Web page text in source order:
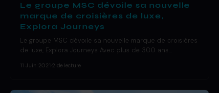
Le groupe MSC dévoile sa nouvelle
marque de croisières de luxe,
Explora Journeys
Le groupe MSC dévoile sa nouvelle marque de croisières
de luxe, Explora Journeys Avec plus de 300 ans…
11 Juin 2021 2 de lecture